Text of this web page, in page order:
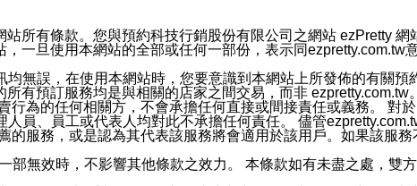
絡並傳送或宣傳本網站各項服務之資料或電子郵件供您參考
未加入本公司/本服務好友，您仍可接收到通知型訊息。
息為限，以廣告或其他目的的訊息皆不會被傳送。滿足以下三
話號碼比對相符。
型訊息。
所有條款。您與預約科技行銷股份有限公司之網站 ezPretty
一旦使用本網站的全部或任何一部份，表示同ezpretty.com.tw
無誤，在使用本網站時，您要意識到本網站上所發佈的有關
有預訂服務均是與相關的店家之間交易，而非
行為的任何相關方，不會承擔任何直接或間接責任或義務。 對
員、員工或代表人均對此不承擔任何責任。 儘管
服務，或是認為其代表該服務將會適用於該用戶。如果該服務
無效時，不影響其他條款之效力。 本條款如有未盡之處，雙